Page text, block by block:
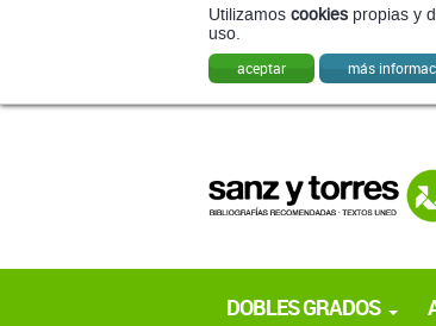
Utilizamos cookies propias y
uso.
aceptar más
DOBLES GRADOS
OTRAS MATERIAS